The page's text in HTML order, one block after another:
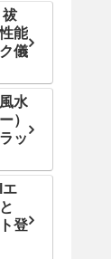
祓
能
儀
水
）
ッ
登